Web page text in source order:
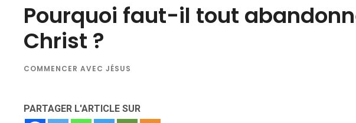
Pourquoi faut-il tout
Christ ?
COMMENCER AVEC JÉSUS
PARTAGER L'ARTICLE SUR